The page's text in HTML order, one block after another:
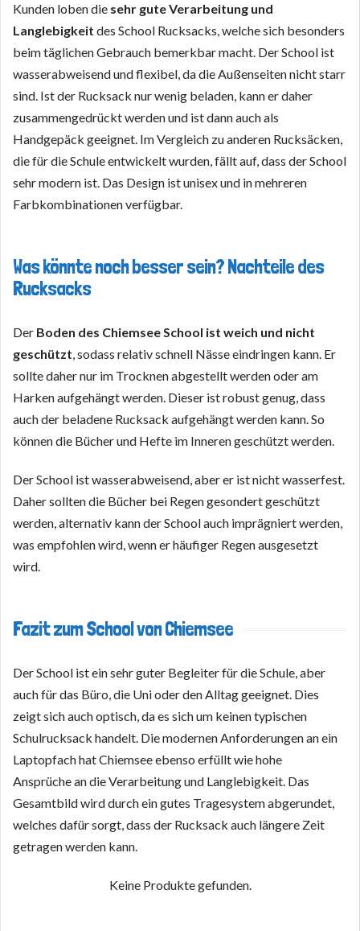
Kunden loben die sehr gute Verarbeitung und
Langlebigkeit des School Rucksacks, welche sich besonders
beim täglichen Gebrauch bemerkbar macht. Der School ist
wasserabweisend und flexibel, da die Außenseiten nicht starr
sind. Ist der Rucksack nur wenig beladen, kann er daher
zusammengedrückt werden und ist dann auch als
Handgepäck geeignet. Im Vergleich zu anderen Rucksäcken,
die für die Schule entwickelt wurden, fällt auf, dass der School
sehr modern ist. Das Design ist unisex und in mehreren
Farbkombinationen verfügbar.
Was könnte noch besser sein? Nachteile des
Rucksacks
Der Boden des Chiemsee School ist weich und nicht
geschützt, sodass relativ schnell Nässe eindringen kann. Er
sollte daher nur im Trocknen abgestellt werden oder am
Harken aufgehängt werden. Dieser ist robust genug, dass
auch der beladene Rucksack aufgehängt werden kann. So
können die Bücher und Hefte im Inneren geschützt werden.
Der School ist wasserabweisend, aber er ist nicht wasserfest.
Daher sollten die Bücher bei Regen gesondert geschützt
werden, alternativ kann der School auch imprägniert werden,
was empfohlen wird, wenn er häufiger Regen ausgesetzt
wird.
Fazit zum School von Chiemsee
Der School ist ein sehr guter Begleiter für die Schule, aber
auch für das Büro, die Uni oder den Alltag geeignet. Dies
zeigt sich auch optisch, da es sich um keinen typischen
Schulrucksack handelt. Die modernen Anforderungen an ein
Laptopfach hat Chiemsee ebenso erfüllt wie hohe
Ansprüche an die Verarbeitung und Langlebigkeit. Das
Gesamtbild wird durch ein gutes Tragesystem abgerundet,
welches dafür sorgt, dass der Rucksack auch längere Zeit
getragen werden kann.
Keine Produkte gefunden.